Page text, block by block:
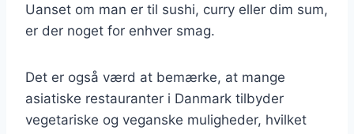
Uanset om man er til sushi, curry eller dim sum,
er der noget for enhver smag.
Det er også værd at bemærke, at mange
asiatiske restauranter i Danmark tilbyder
vegetariske og veganske muligheder, hvilket